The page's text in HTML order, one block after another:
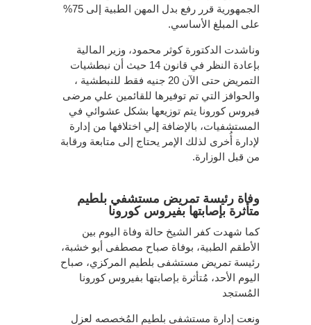
الجمهورية قرر رفع بدل المهن الطبية إلى 75%
على المبلغ الأساسي.
وناشدت الدكتورة كوثر محمود، وزير المالية
بإعادة النظر في قانون 14 حيث أن نبطشيات
التمريض حتى الآن 20 جنيه فقط للنبطشية ،
والحوافز التي تم توفيرها للقائمين علي مرضى
فيروس كورونا يتم توزيعها بشكل عشوائي في
المستشفيات، بالإضافة إلي اختلافها من إدارة
لإدارة أُخرى لذلك الإمر يحتاج إلى متابعة ورقابة
من قبل الوزارة.
وفاة رئيسة تمريض مستشفي بلطيم
متأثرة بإصابتها بفيروس كورونا
كما شهدت كفر الشيخ حالة وفاة اليوم بين
الأطقم الطبية، بوفاة صباح مصطفى أبو خشبة،
رئيسة تمريض مستشفى بلطيم المركزي، صباح
اليوم الأحد، مُتأثرة بإصابتها بفيروس كورونا
المُستجد
ونعت إدارة مستشفى بلطيم المُخصصه لعزل